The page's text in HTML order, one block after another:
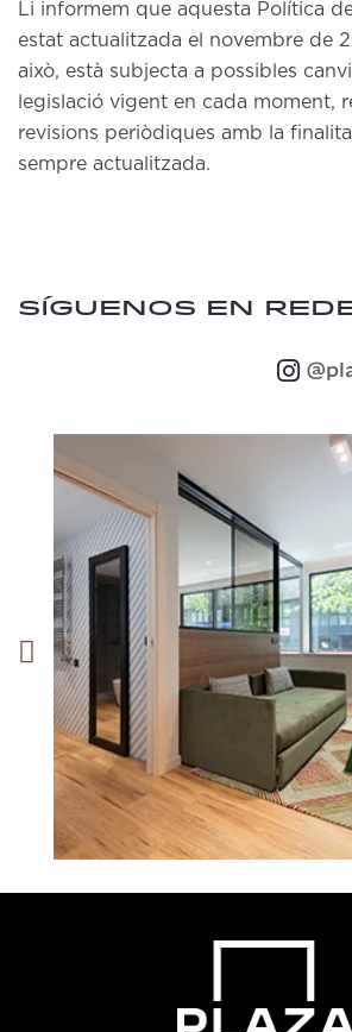
Li informem que aquesta Política
estat actualitzada el novembre de
això, està subjecta a possibles
legislació vigent en cada moment,
revisions periòdiques amb la
sempre actualitzada.
Síguenos en